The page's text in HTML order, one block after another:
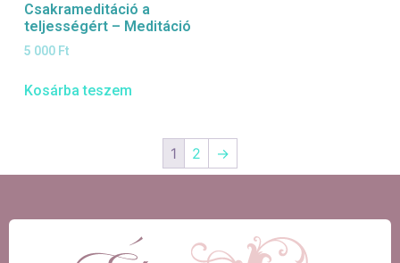
Csakrameditáció a
teljességért – Meditáció
5 000 Ft
Kosárba teszem
1 2 →